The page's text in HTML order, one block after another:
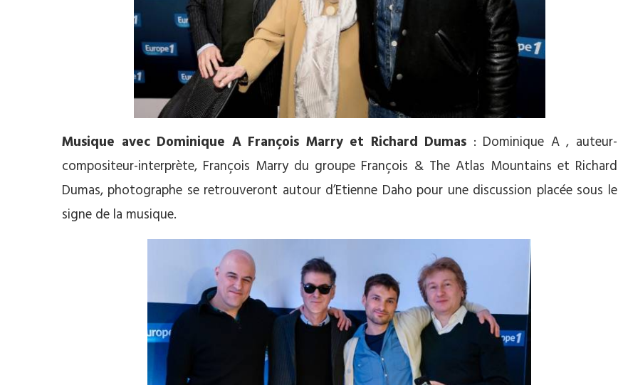
Musique avec Dominique A François Marry et Richard Dumas : Dominique A , auteur-
compositeur-interprète, François Marry du groupe François & The Atlas Mountains et Richard
Dumas, photographe se retrouveront autour d’Etienne Daho pour une discussion placée sous le
signe de la musique.